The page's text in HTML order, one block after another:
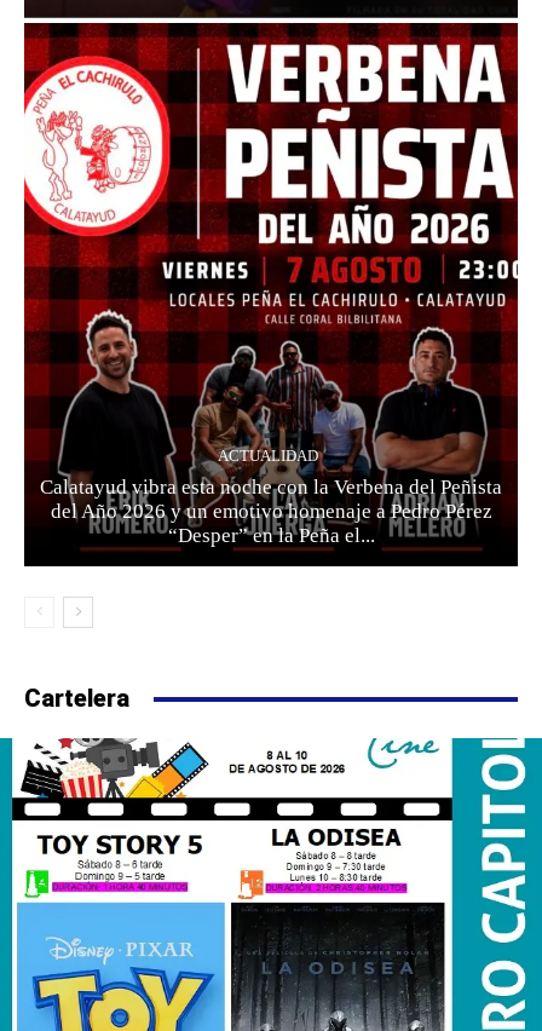
ACTUALIDAD
Calatayud vibra esta noche con la Verbena del Peñista
del Año 2026 y un emotivo homenaje a Pedro Pérez
“Desper” en la Peña el...
Cartelera